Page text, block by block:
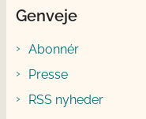
Genveje
Abonnér
Presse
RSS nyheder